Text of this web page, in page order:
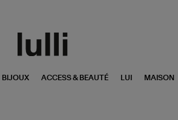
BIJOUX ACCESS & BEAUTÉ LUI MAISON